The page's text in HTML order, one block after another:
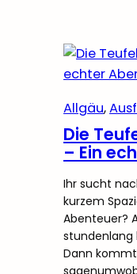
Allgäu,
Die
– Ein
Ihr sucht
kurzem
Abenteuer?
stundenlang
Dann